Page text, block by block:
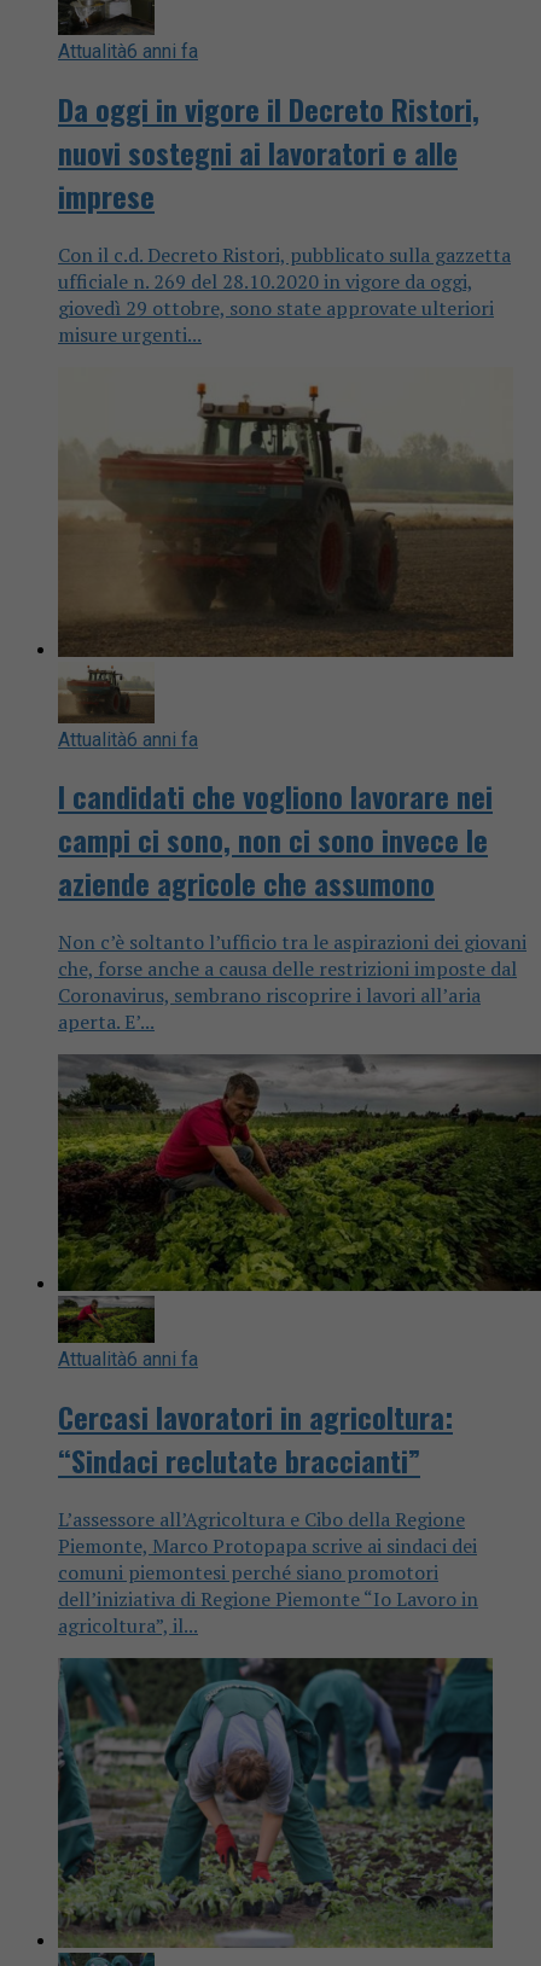
Attualità6 anni fa
Da oggi in vigore il Decreto Ristori,
nuovi sostegni ai lavoratori e alle
imprese
Con il c.d. Decreto Ristori, pubblicato sulla gazzetta
ufficiale n. 269 del 28.10.2020 in vigore da oggi,
giovedì 29 ottobre, sono state approvate ulteriori
misure urgenti...
Attualità6 anni fa
I candidati che vogliono lavorare nei
campi ci sono, non ci sono invece le
aziende agricole che assumono
Non c’è soltanto l’ufficio tra le aspirazioni dei giovani
che, forse anche a causa delle restrizioni imposte dal
Coronavirus, sembrano riscoprire i lavori all’aria
aperta. E’...
Attualità6 anni fa
Cercasi lavoratori in agricoltura:
“Sindaci reclutate braccianti”
L’assessore all’Agricoltura e Cibo della Regione
Piemonte, Marco Protopapa scrive ai sindaci dei
comuni piemontesi perché siano promotori
dell’iniziativa di Regione Piemonte “Io Lavoro in
agricoltura”, il...